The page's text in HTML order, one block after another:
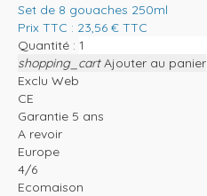
Set de 8 gouaches 250ml
Prix TTC : 23,56 € TTC
Quantité :
shopping_cart Ajouter au panier
Exclu Web
CE
Garantie 5 ans
A revoir
Europe
4/6
Ecomaison